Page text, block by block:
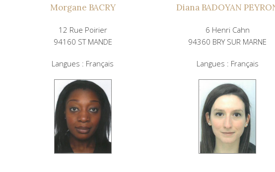
Morgane BACRY
12 Rue Poirier
94160 ST MANDE
Langues : Français
Diana BADOYAN
6 Henri Cahn
94360 BRY SUR MARNE
Langues : Français